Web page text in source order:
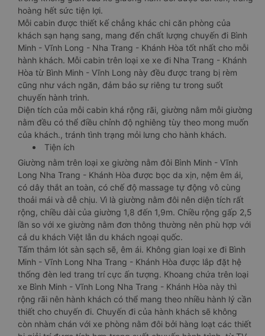
hoàng hết sức tiện lợi.
Mỗi cabin được thiết kế chẳng khác chi căn phòng của
khách sạn hạng sang, mang đến chất lượng chuyến đi Bình
Minh - Vĩnh Long - Nha Trang - Khánh Hòa tốt nhất cho mỗi
hành khách. Mỗi cabin trên loại xe xe đi Nha Trang - Khánh
Hòa từ Bình Minh - Vĩnh Long này đều được trang bị rèm
cũng như vách ngăn, đảm bảo sự riêng tư trong suốt
chuyến hành trình.
Diện tích của mỗi cabin khá rộng rãi, giường nằm mỗi giường
nằm đều có thể điều chỉnh độ nghiêng tùy theo mong muốn
của khách., tránh tình trạng mỏi lưng cho hành khách.
Tiện ích
Giường nằm trên loại xe giường nằm đôi Bình Minh - Vĩnh
Long Nha Trang - Khánh Hòa được bọc da xịn, nệm êm ái,
có dây thắt an toàn, có chế độ massage tự động vô cùng
thoải mái và dễ chịu. Vì là giường nằm đôi nên diện tích rất
rộng, chiều dài của giường 1,8 đến 1,9m. Chiều rộng gấp 2,5
lần so với xe giường nằm đơn thông thường nên phù hợp với
cả du khách Việt lẫn du khách ngoại quốc.
Tấm thảm lót sàn sạch sẽ, êm ái. Không gian loại xe đi Bình
Minh - Vĩnh Long Nha Trang - Khánh Hòa được lắp đặt hệ
thống đèn led trang trí cực ấn tượng. Khoang chứa trên loại
xe Bình Minh - Vĩnh Long Nha Trang - Khánh Hòa này thì
rộng rãi nên hành khách có thể mang theo nhiều hành lý cần
thiết cho chuyến đi. Chuyến đi của hành khách sẽ không
còn nhàm chán với xe phòng nằm đôi bởi hàng loạt các thiết